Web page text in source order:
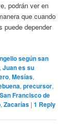
podrán ver en
que cuando
puede depender
según san
,Juan es su
,Mesías,
,precursor,
San Francisco de
,Zacarías |1 Reply